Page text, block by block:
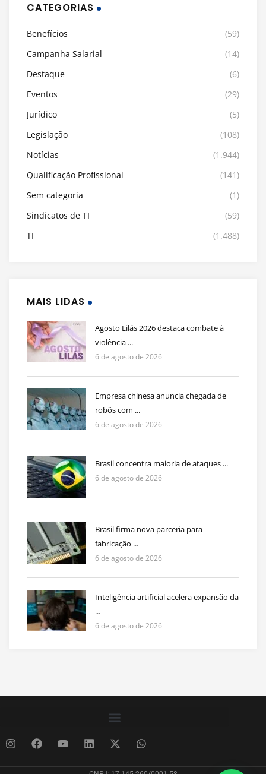
CATEGORIAS
Benefícios
(59)
Campanha Salarial
(14)
Destaque
(6)
Eventos
(29)
Jurídico
(5)
Legislação
(108)
Notícias
(1.944)
Qualificação Profissional
(141)
Sem categoria
(1)
Sindicatos de TI
(59)
TI
(1.488)
MAIS LIDAS
Agosto Lilás 2026 destaca combate à
violência ...
6 de agosto de 2026
Empresa chinesa anuncia chegada de
robôs com ...
6 de agosto de 2026
Brasil concentra maioria de ataques ...
6 de agosto de 2026
Brasil firma nova parceria para
fabricação ...
6 de agosto de 2026
Inteligência artificial acelera expansão da
...
6 de agosto de 2026